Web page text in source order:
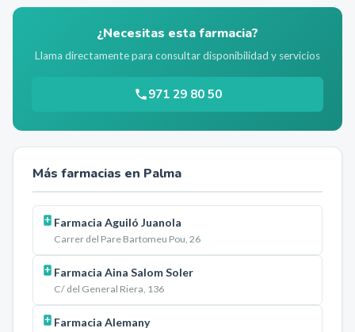
¿Necesitas esta farmacia?
Llama directamente para consultar disponibilidad y servicios
971 29 80 50
Más farmacias en Palma
Farmacia Aguiló Juanola
Carrer del Pare Bartomeu Pou, 26
Farmacia Aina Salom Soler
C/ del General Riera, 136
Farmacia Alemany